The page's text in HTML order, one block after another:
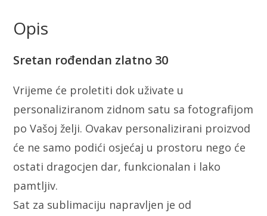
Opis
Sretan rođendan zlatno 30
Vrijeme će proletiti dok uživate u
personaliziranom zidnom satu sa fotografijom
po Vašoj želji. Ovakav personalizirani proizvod
će ne samo podići osjećaj u prostoru nego će
ostati dragocjen dar, funkcionalan i lako
pamtljiv.
Sat za sublimaciju napravljen je od